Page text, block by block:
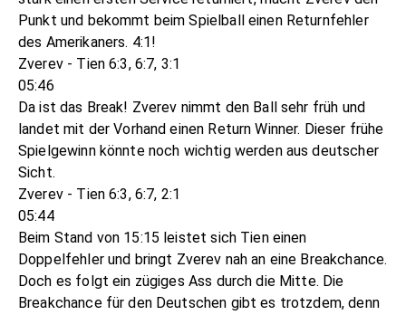
Punkt und bekommt beim Spielball einen Returnfehler
des Amerikaners. 4:1!
Zverev - Tien 6:3, 6:7, 3:1
05:46
Da ist das Break! Zverev nimmt den Ball sehr früh und
landet mit der Vorhand einen Return Winner. Dieser frühe
Spielgewinn könnte noch wichtig werden aus deutscher
Sicht.
Zverev - Tien 6:3, 6:7, 2:1
05:44
Beim Stand von 15:15 leistet sich Tien einen
Doppelfehler und bringt Zverev nah an eine Breakchance.
Doch es folgt ein zügiges Ass durch die Mitte. Die
Breakchance für den Deutschen gibt es trotzdem, denn